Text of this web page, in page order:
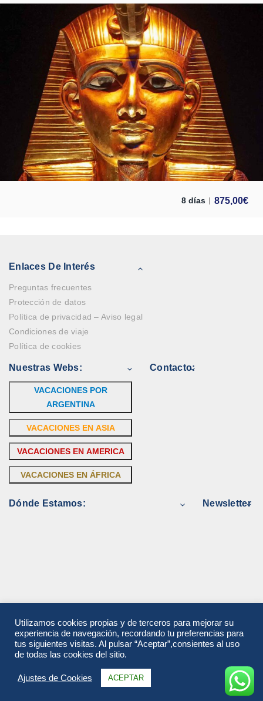
8 días 875,00€
Enlaces De Interés
Preguntas frecuentes
Protección de datos
Política de privacidad – Aviso legal
Condiciones de viaje
Política de cookies
Nuestras Webs:
VACACIONES POR
ARGENTINA
VACACIONES EN ASIA
VACACIONES EN AMERICA
VACACIONES EN ÁFRICA
Contacto:
Dónde Estamos: Newsletter
Utilizamos cookies propias y de terceros para mejorar su
experiencia de navegación, recordando tu preferencias para
tus siguientes visitas. Al pulsar “Aceptar”,consientes al uso
de todas las cookies del sitio.
Ajustes de Cookies ACEPTAR